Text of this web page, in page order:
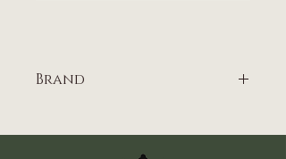
Brand